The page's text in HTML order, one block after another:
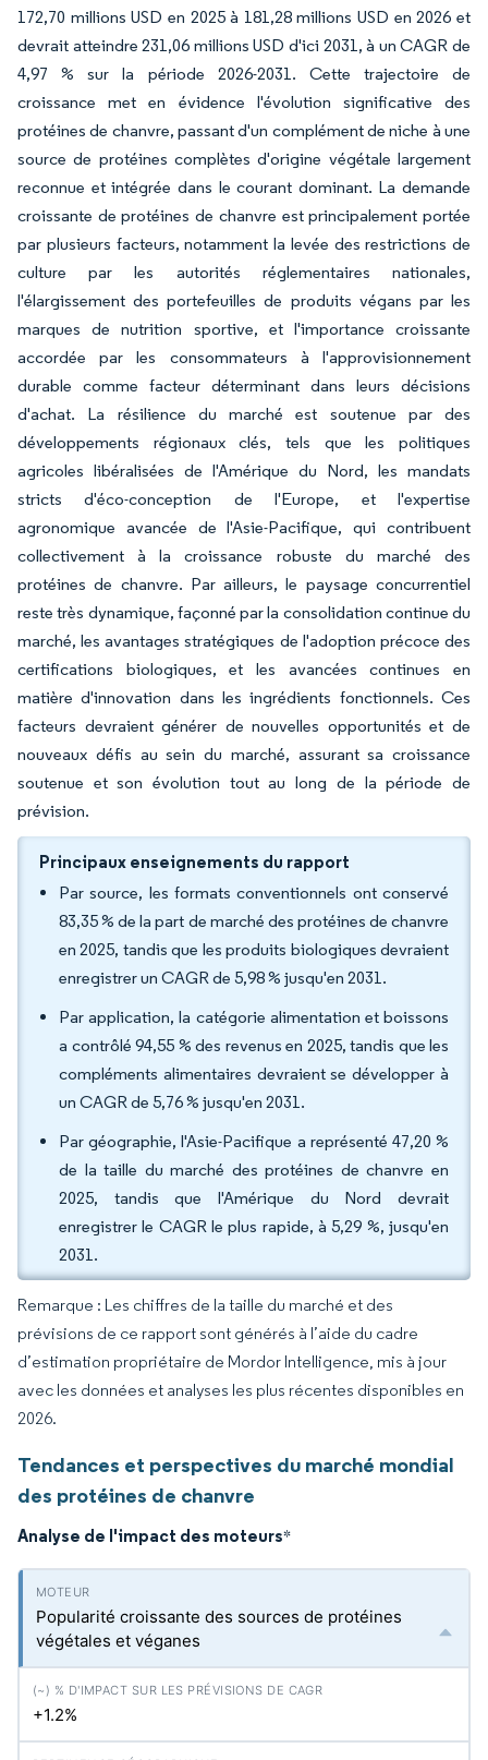
172,70 millions USD en 2025 à 181,28 millions USD en 2026 et
devrait atteindre 231,06 millions USD d'ici 2031, à un CAGR de
4,97 % sur la période 2026-2031. Cette trajectoire de
croissance met en évidence l'évolution significative des
protéines de chanvre, passant d'un complément de niche à une
source de protéines complètes d'origine végétale largement
reconnue et intégrée dans le courant dominant. La demande
croissante de protéines de chanvre est principalement portée
par plusieurs facteurs, notamment la levée des restrictions de
culture par les autorités réglementaires nationales,
l'élargissement des portefeuilles de produits végans par les
marques de nutrition sportive, et l'importance croissante
accordée par les consommateurs à l'approvisionnement
durable comme facteur déterminant dans leurs décisions
d'achat. La résilience du marché est soutenue par des
développements régionaux clés, tels que les politiques
agricoles libéralisées de l'Amérique du Nord, les mandats
stricts d'éco-conception de l'Europe, et l'expertise
agronomique avancée de l'Asie-Pacifique, qui contribuent
collectivement à la croissance robuste du marché des
protéines de chanvre. Par ailleurs, le paysage concurrentiel
reste très dynamique, façonné par la consolidation continue du
marché, les avantages stratégiques de l'adoption précoce des
certifications biologiques, et les avancées continues en
matière d'innovation dans les ingrédients fonctionnels. Ces
facteurs devraient générer de nouvelles opportunités et de
nouveaux défis au sein du marché, assurant sa croissance
soutenue et son évolution tout au long de la période de
prévision.
Principaux enseignements du rapport
Par source, les formats conventionnels ont conservé
83,35 % de la part de marché des protéines de chanvre
en 2025, tandis que les produits biologiques devraient
enregistrer un CAGR de 5,98 % jusqu'en 2031.
Par application, la catégorie alimentation et boissons
a contrôlé 94,55 % des revenus en 2025, tandis que les
compléments alimentaires devraient se développer à
un CAGR de 5,76 % jusqu'en 2031.
Par géographie, l'Asie-Pacifique a représenté 47,20 %
de la taille du marché des protéines de chanvre en
2025, tandis que l'Amérique du Nord devrait
enregistrer le CAGR le plus rapide, à 5,29 %, jusqu'en
2031.
Remarque : Les chiffres de la taille du marché et des
prévisions de ce rapport sont générés à l’aide du cadre
d’estimation propriétaire de Mordor Intelligence, mis à jour
avec les données et analyses les plus récentes disponibles en
2026.
Tendances et perspectives du marché mondial
des protéines de chanvre
Analyse de l'impact des moteurs*
Popularité croissante des sources de protéines
végétales et véganes
+1.2%